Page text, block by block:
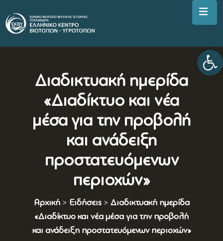
Διαδικτυακή ημερίδα
«Διαδίκτυο και νέα
μέσα για την προβολή
και ανάδειξη
προστατευόμενων
περιοχών»
Αρχική> Ειδήσεις> Διαδικτυακή ημερίδα
«Διαδίκτυο και νέα μέσα για την προβολή
και ανάδειξη προστατευόμενων περιοχών»